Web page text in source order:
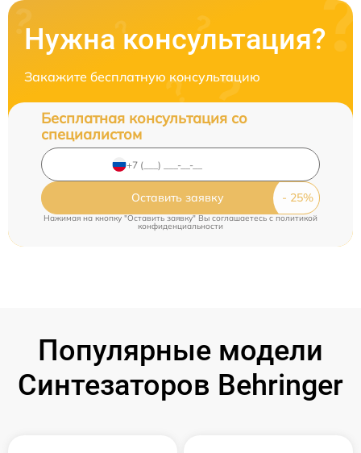
Нужна консультация?
Закажите бесплатную консультацию
Бесплатная консультация со
специалистом
Оставить заявку
Нажимая на кнопку "Оставить заявку" Вы соглашаетесь c политикой
конфиденциальности
Популярные модели
Синтезаторов Behringer